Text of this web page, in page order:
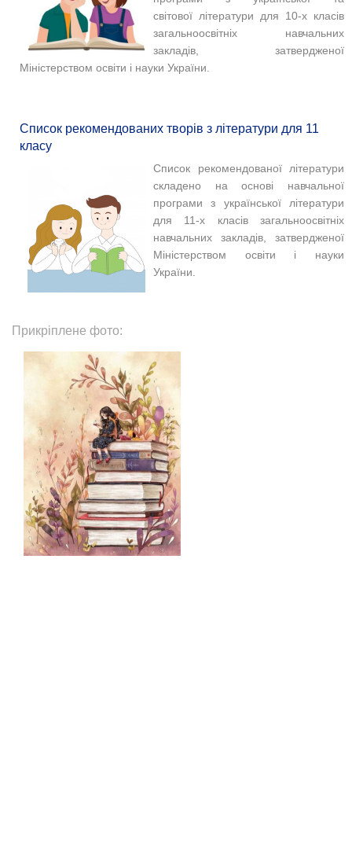
світової літератури для 10-х класів
загальноосвітніх навчальних
закладів, затвердженої
Міністерством освіти і науки України.
Список рекомендованих творів з літератури для 11
класу
Список рекомендованої літератури
складено на основі навчальної
програми з української літератури
для 11-х класів загальноосвітніх
навчальних закладів, затвердженої
Міністерством освіти і науки
України.
Прикріплене фото: